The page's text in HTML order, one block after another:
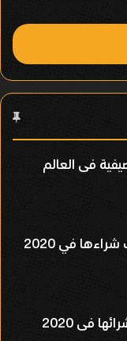
الصيفية فى العالم
في 2020